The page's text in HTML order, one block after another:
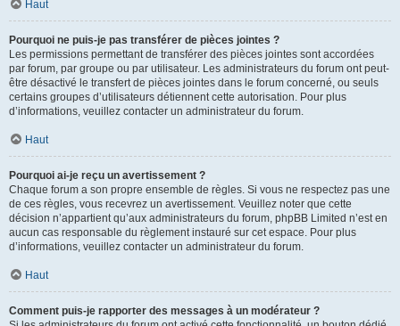
Haut
Pourquoi ne puis-je pas transférer de pièces jointes ?
Les permissions permettant de transférer des pièces jointes sont accordées
par forum, par groupe ou par utilisateur. Les administrateurs du forum ont peut-
être désactivé le transfert de pièces jointes dans le forum concerné, ou seuls
certains groupes d’utilisateurs détiennent cette autorisation. Pour plus
d’informations, veuillez contacter un administrateur du forum.
Haut
Pourquoi ai-je reçu un avertissement ?
Chaque forum a son propre ensemble de règles. Si vous ne respectez pas une
de ces règles, vous recevrez un avertissement. Veuillez noter que cette
décision n’appartient qu’aux administrateurs du forum, phpBB Limited n’est en
aucun cas responsable du règlement instauré sur cet espace. Pour plus
d’informations, veuillez contacter un administrateur du forum.
Haut
Comment puis-je rapporter des messages à un modérateur ?